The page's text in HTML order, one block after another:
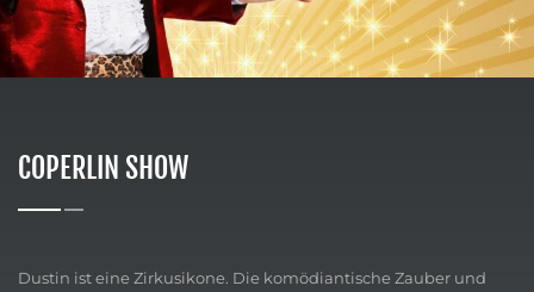
COPERLIN SHOW
Dustin ist eine Zirkusikone. Die komödiantische Zauber und